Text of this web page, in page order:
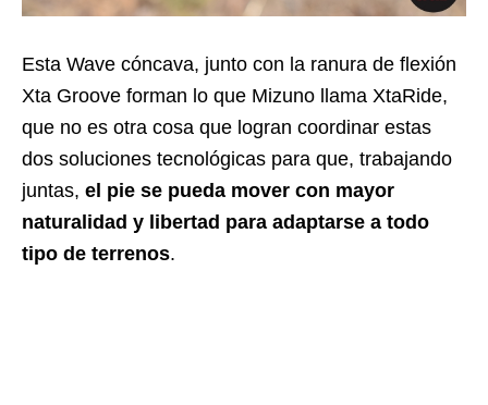
Esta Wave cóncava, junto con la ranura de flexión
Xta Groove forman lo que Mizuno llama XtaRide,
que no es otra cosa que logran coordinar estas
dos soluciones tecnológicas para que, trabajando
juntas, el pie se pueda mover con mayor
naturalidad y libertad para adaptarse a todo
tipo de terrenos.